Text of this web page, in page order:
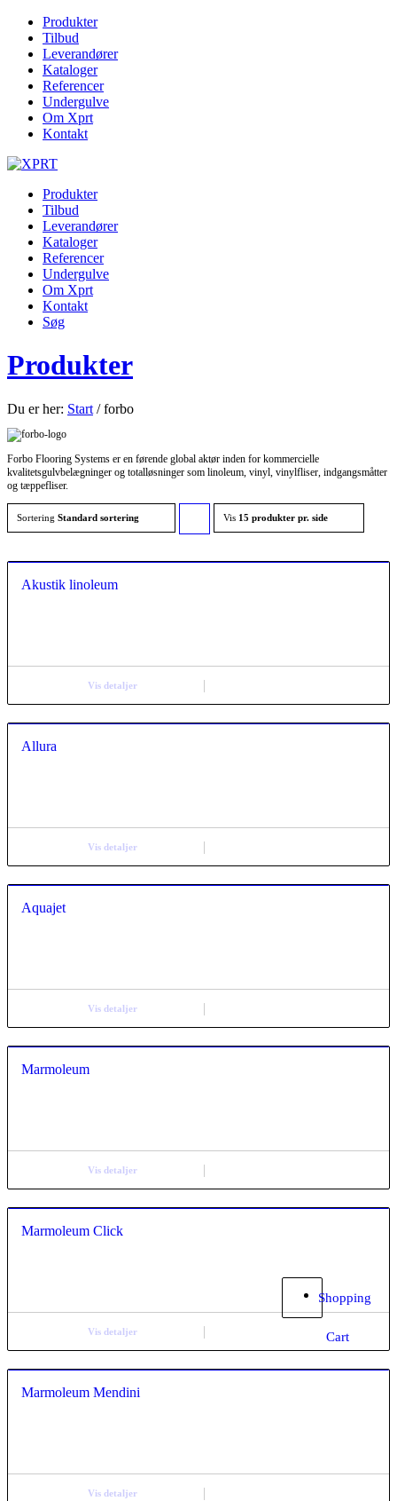
Produkter
Tilbud
Leverandører
Kataloger
Referencer
Undergulve
Om Xprt
Kontakt
Shopping
Cart
Produkter
Tilbud
Leverandører
Kataloger
Referencer
Undergulve
Om Xprt
Kontakt
Søg
Produkter
Du er her: Start / forbo
Forbo Flooring Systems er en førende global aktør inden for kommercielle
kvalitetsgulvbelægninger og totalløsninger som linoleum, vinyl, vinylfliser, indgangsmåtter
og tæppefliser.
Sortering Standard sortering Click
Vis 15 produkter pr. side
Akustik linoleum
Vis detaljer
Allura
Vis detaljer
Aquajet
Vis detaljer
Marmoleum
Vis detaljer
Marmoleum Click
Vis detaljer
Marmoleum Mendini
Vis detaljer